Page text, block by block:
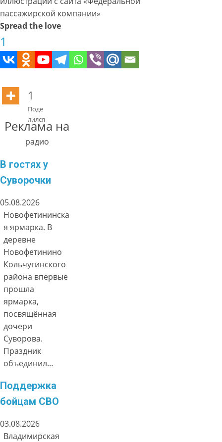
пассажирской компании»
Spread the love
1
1
Поде
лился
Реклама на
радио
В гостях у
Суворочки
05.08.2026
Новофетининска
я ярмарка. В
деревне
Новофетинино
Кольчугинского
района впервые
прошла
ярмарка,
посвящённая
дочери
Суворова.
Праздник
объединил…
Поддержка
бойцам СВО
03.08.2026
Владимирская